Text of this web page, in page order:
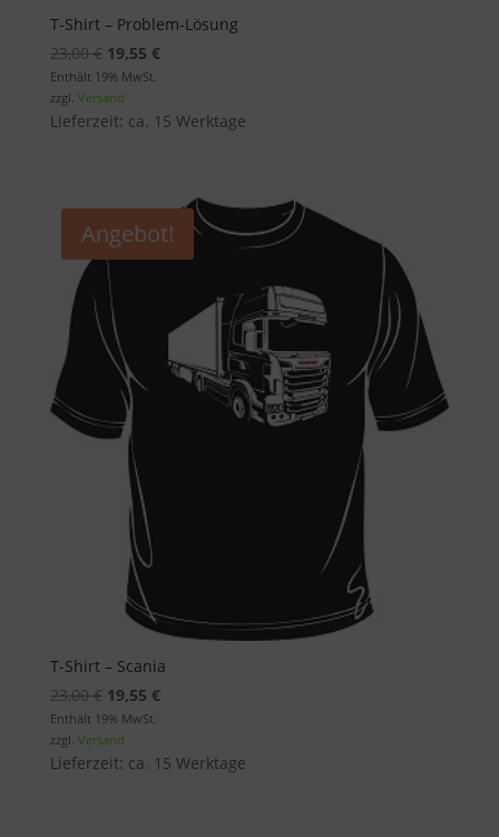
T-Shirt – Problem-Lösung
23,00€ Ursprünglicher
Preis
war:
23,00 €
19,55 €Aktueller
19,55 €.
Enthält 19% MwSt.
zzgl. Versand
Lieferzeit: ca. 15 Werktage
Angebot!
T-Shirt – Scania
23,00€ Ursprünglicher
Preis
war:
23,00 €
19,55 €Aktueller
19,55 €.
Enthält 19% MwSt.
zzgl. Versand
Lieferzeit: ca. 15 Werktage